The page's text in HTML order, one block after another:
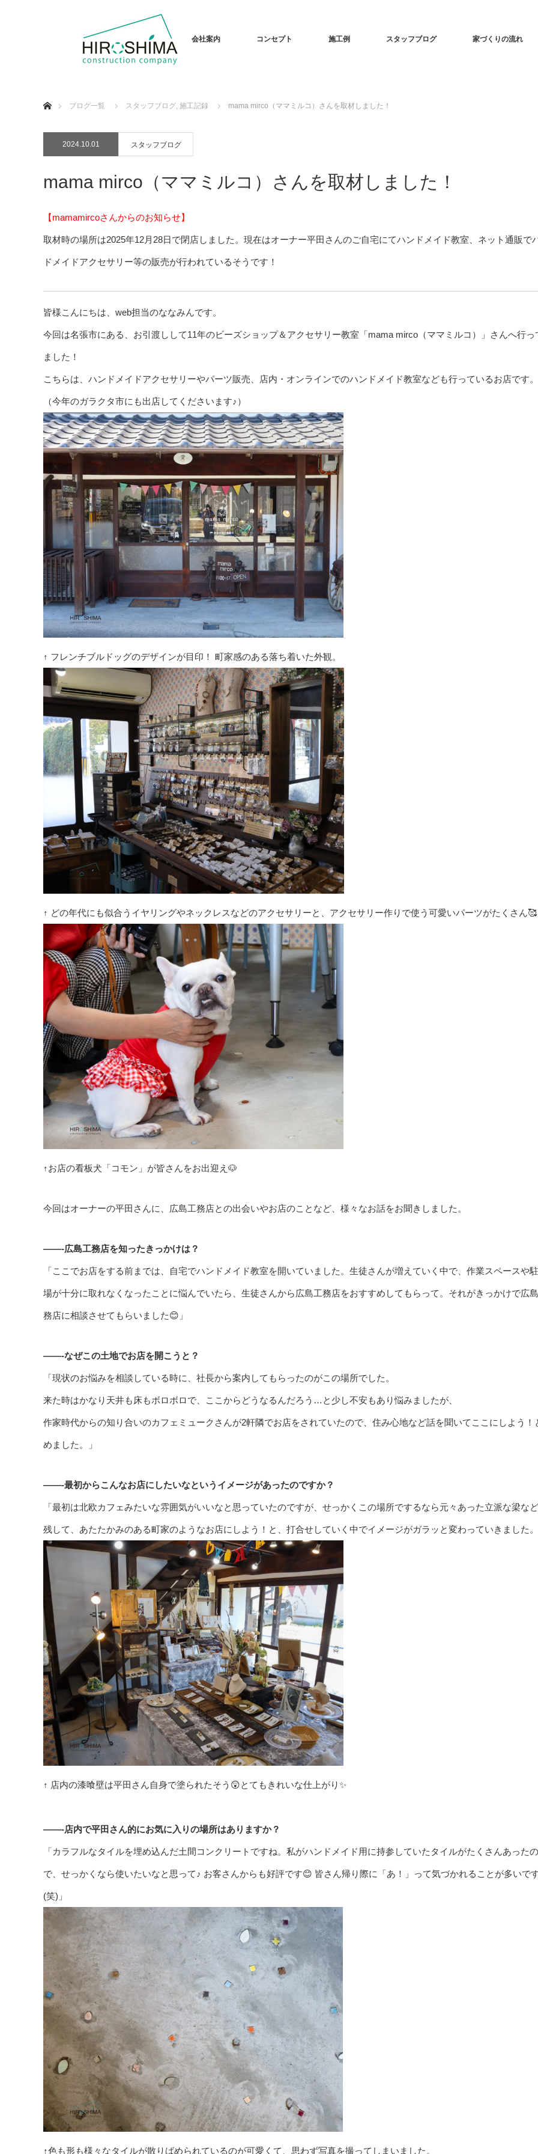
会社案内 コンセプト 施工例 スタッフブログ 家づくりの流れ
ブログ一覧
スタッフブログ, 施工記録 mama mirco（ママミルコ）さんを取材しました！
2024.10.01 スタッフブログ
mama mirco（ママミルコ）さんを取材しました！
【mamamircoさんからのお知らせ】
取材時の場所は2025年12月28日で閉店しました。現在はオーナー平田さんのご自宅にてハンドメイド教室、ネット通販で
ドメイドアクセサリー等の販売が行われているそうです！
皆様こんにちは、web担当のななみんです。
今回は名張市にある、お引渡しして11年のビーズショップ＆アクセサリー教室「mama mirco（ママミルコ）」さんへ行っ
ました！
こちらは、ハンドメイドアクセサリーやパーツ販売、店内・オンラインでのハンドメイド教室なども行っているお店です。
（今年のガラクタ市にも出店してくださいます♪）
↑ フレンチブルドッグのデザインが目印！ 町家感のある落ち着いた外観。
↑ どの年代にも似合うイヤリングやネックレスなどのアクセサリーと、アクセサリー作りで使う可愛いパーツがたくさん🥰
↑お店の看板犬「コモン」が皆さんをお出迎え🐶
今回はオーナーの平田さんに、広島工務店との出会いやお店のことなど、様々なお話をお聞きしました。
——-広島工務店を知ったきっかけは？
「ここでお店をする前までは、自宅でハンドメイド教室を開いていました。生徒さんが増えていく中で、作業スペースや
場が十分に取れなくなったことに悩んでいたら、生徒さんから広島工務店をおすすめしてもらって。それがきっかけで広
務店に相談させてもらいました😊」
——-なぜこの土地でお店を開こうと？
「現状のお悩みを相談している時に、社長から案内してもらったのがこの場所でした。
来た時はかなり天井も床もボロボロで、ここからどうなるんだろう…と少し不安もあり悩みましたが、
作家時代からの知り合いのカフェミュークさんが2軒隣でお店をされていたので、住み心地など話を聞いてここにしよう！
めました。」
——-最初からこんなお店にしたいなというイメージがあったのですか？
「最初は北欧カフェみたいな雰囲気がいいなと思っていたのですが、せっかくこの場所でするなら元々あった立派な梁な
残して、あたたかみのある町家のようなお店にしよう！と、打合せしていく中でイメージがガラッと変わっていきました
↑ 店内の漆喰壁は平田さん自身で塗られたそう😲とてもきれいな仕上がり✨
——-店内で平田さん的にお気に入りの場所はありますか？
「カラフルなタイルを埋め込んだ土間コンクリートですね。私がハンドメイド用に持参していたタイルがたくさんあったの
で、せっかくなら使いたいなと思って♪ お客さんからも好評です😊 皆さん帰り際に「あ！」って気づかれることが多いで
(笑)」
↑色も形も様々なタイルが散りばめられているのが可愛くて、思わず写真を撮ってしまいました。